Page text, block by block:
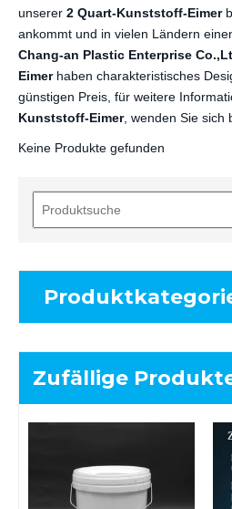
unserer 2 Quart-Kunststoff-Eimer
ankommt und in vielen Ländern
Chang-an Plastic Enterprise
Eimerhaben charakteristisches
günstigen Preis, für weitere
Kunststoff-Eimer, wenden Sie sich
Keine Produkte gefunden
Zufällige